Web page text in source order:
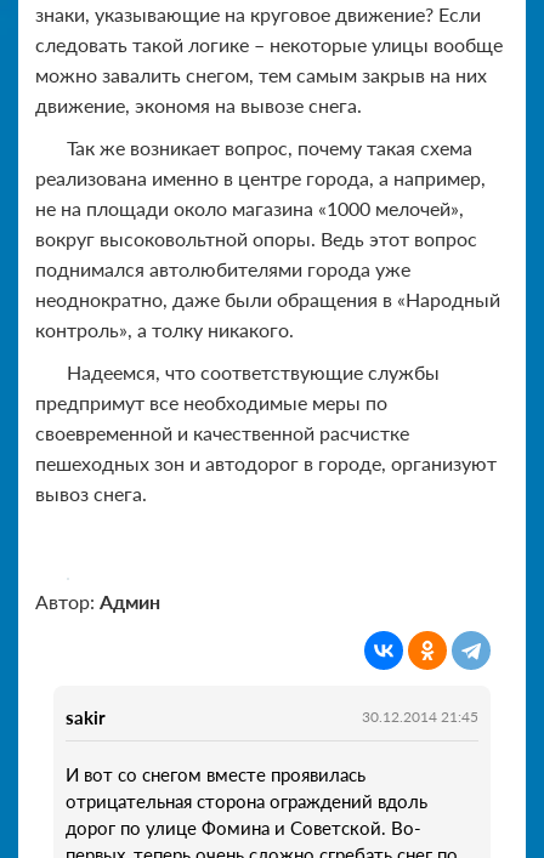
знаки, указывающие на круговое движение? Если
следовать такой логике – некоторые улицы вообще
можно завалить снегом, тем самым закрыв на них
движение, экономя на вывозе снега.
Так же возникает вопрос, почему такая схема
реализована именно в центре города, а например,
не на площади около магазина «1000 мелочей»,
вокруг высоковольтной опоры. Ведь этот вопрос
поднимался автолюбителями города уже
неоднократно, даже были обращения в «Народный
контроль», а толку никакого.
Надеемся, что соответствующие службы
предпримут все необходимые меры по
своевременной и качественной расчистке
пешеходных зон и автодорог в городе, организуют
вывоз снега.
Автор: Админ
sakir 30.12.2014 21:45
И вот со снегом вместе проявилась
отрицательная сторона ограждений вдоль
дорог по улице Фомина и Советской. Во-